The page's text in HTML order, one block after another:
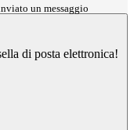
un messaggio
di posta elettronica!